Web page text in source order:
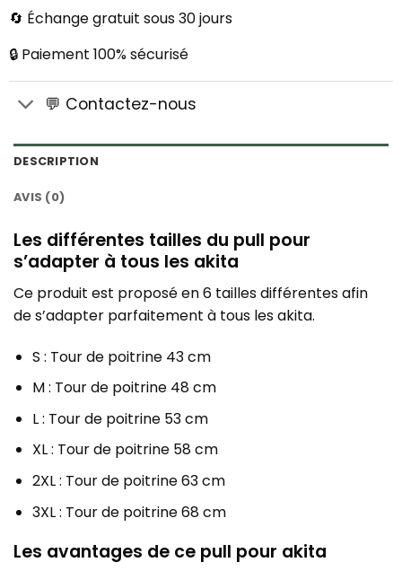
🔄 Échange gratuit sous 30 jours
🔒 Paiement 100% sécurisé
💬 Contactez-nous
DESCRIPTION
AVIS (0)
Les différentes tailles du pull pour
s’adapter à tous les akita
Ce produit est proposé en 6 tailles différentes afin
de s’adapter parfaitement à tous les akita.
S : Tour de poitrine 43 cm
M : Tour de poitrine 48 cm
L : Tour de poitrine 53 cm
XL : Tour de poitrine 58 cm
2XL : Tour de poitrine 63 cm
3XL : Tour de poitrine 68 cm
Les avantages de ce pull pour akita